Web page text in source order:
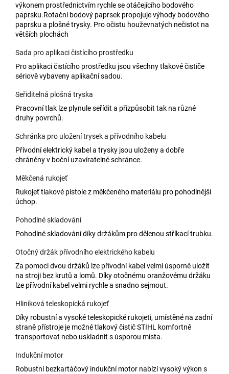
výkonem prostřednictvím rychle se otáčejícího bodového
paprsku.Rotační bodový paprsek propojuje výhody bodového
paprsku a plošné trysky. Pro očistu houževnatých nečistot na
větších plochách
Sada pro aplikaci čistícího prostředku
Pro aplikaci čistícího prostředku jsou všechny tlakové čističe
sériově vybaveny aplikační sadou.
Seřiditelná plošná tryska
Pracovní tlak lze plynule seřídit a přizpůsobit tak na různé
druhy povrchů.
Schránka pro uložení trysek a přívodního kabelu
Přívodní elektrický kabel a trysky jsou uloženy a dobře
chráněny v boční uzavíratelné schránce.
Měkčená rukojeť
Rukojeť tlakové pistole z měkčeného materiálu pro pohodlnější
úchop.
Pohodlné skladování
Pohodlné skladování díky držákům pro dělenou stříkací trubku.
Otočný držák přívodního elektrického kabelu
Za pomoci dvou držáků lze přívodní kabel velmi úsporně uložit
na stroji bez krutů a lomů. Díky otočnému oranžovému držáku
lze přívodní kabel velmi rychle a snadno sejmout.
Hliníková teleskopická rukojeť
Díky robustní a vysoké teleskopické rukojeti, umístěné na zadní
straně přístroje je možné tlakový čistič STIHL komfortně
transportovat nebo uskladnit s úsporou místa.
Indukční motor
Robustní bezkartáčový indukční motor nabízí vysoký výkon s